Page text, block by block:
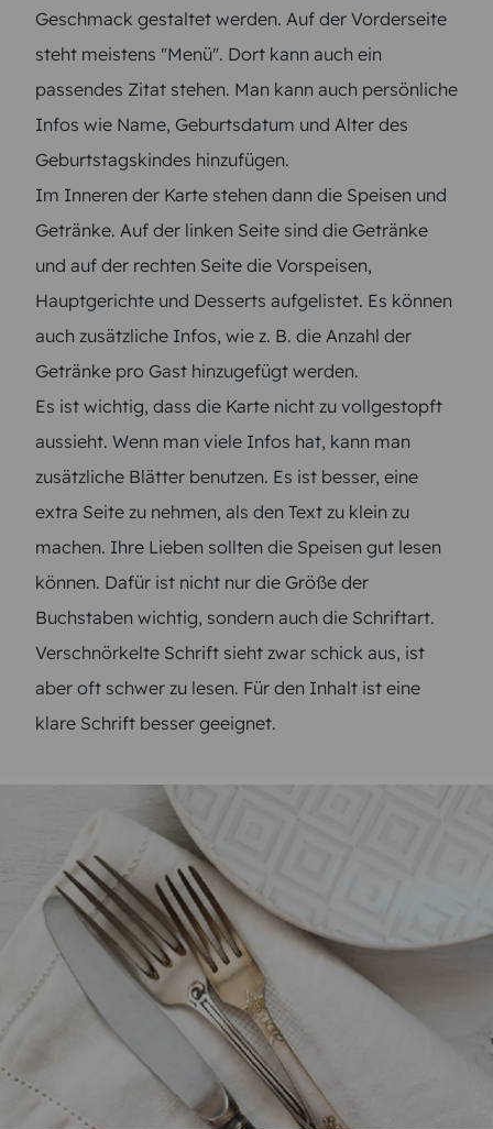
Geschmack gestaltet werden. Auf der Vorderseite
steht meistens "Menü". Dort kann auch ein
passendes Zitat stehen. Man kann auch persönliche
Infos wie Name, Geburtsdatum und Alter des
Geburtstagskindes hinzufügen.
Im Inneren der Karte stehen dann die Speisen und
Getränke. Auf der linken Seite sind die Getränke
und auf der rechten Seite die Vorspeisen,
Hauptgerichte und Desserts aufgelistet. Es können
auch zusätzliche Infos, wie z. B. die Anzahl der
Getränke pro Gast hinzugefügt werden.
Es ist wichtig, dass die Karte nicht zu vollgestopft
aussieht. Wenn man viele Infos hat, kann man
zusätzliche Blätter benutzen. Es ist besser, eine
extra Seite zu nehmen, als den Text zu klein zu
machen. Ihre Lieben sollten die Speisen gut lesen
können. Dafür ist nicht nur die Größe der
Buchstaben wichtig, sondern auch die Schriftart.
Verschnörkelte Schrift sieht zwar schick aus, ist
aber oft schwer zu lesen. Für den Inhalt ist eine
klare Schrift besser geeignet.